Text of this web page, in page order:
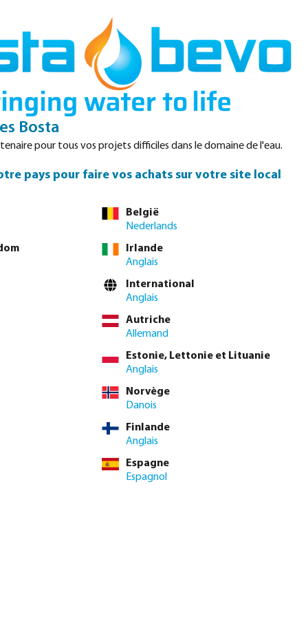
Login Panier
Datasheets Waterpoints Service
commandez directement via letableau complet des
pour le moment.)
contacter le service commercial
minimum : 1-2 jour(s) ouvrable(s)
souhaitée ou utilisez les boutons pour augmenter ou
Ajouter au panier
Bosta
pour tous vos projets difficiles dans le domaine de l'eau.
pays pour faire vos achats sur votre site local
België
Nederlands
Irlande
Anglais
International
Anglais
Autriche
Allemand
Estonie, Lettonie et Lituanie
Anglais
Norvège
Danois
Finlande
Anglais
Espagne
Espagnol